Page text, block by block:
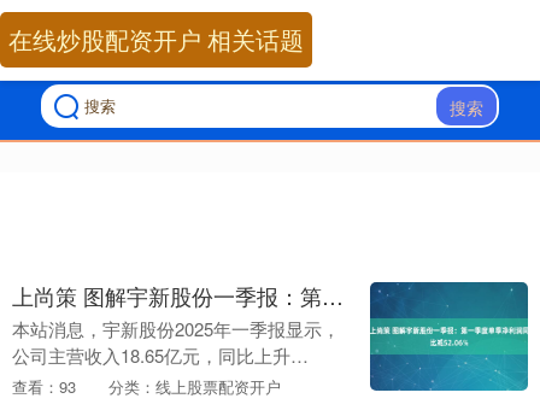
搜索
在线炒股配资开户 相关话题
上尚策 图解宇新股份一季报：第一季度单季净利润同比减52.06%
本站消息，宇新股份2025年一季报显示，
公司主营收入18.65亿元，同比上升
2.63%；归母净利润3503.12万元，同比下
查看：93 分类：线上股票配资开户